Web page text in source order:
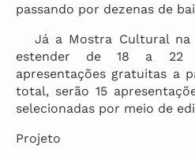
passando por dezenas de
Já a Mostra Cultural na
estender de 18 a 22
apresentações gratuitas a
total, serão 15
selecionadas por meio de
Projeto